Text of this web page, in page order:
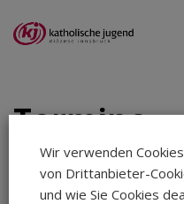
Termine
Tiroler Sonntag
Wir verwenden
von Drittanbieter-
und wie Sie Cookies